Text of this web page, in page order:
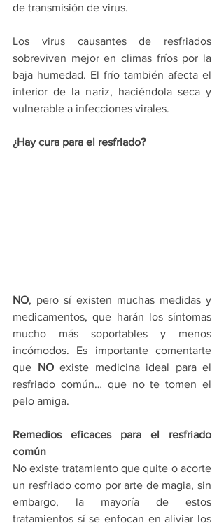
de transmisión de virus.
Los virus causantes de resfriados
sobreviven mejor en climas fríos por la
baja humedad. El frío también afecta el
interior de la nariz, haciéndola seca y
vulnerable a infecciones virales.
¿Hay cura para el resfriado?
NO, pero sí existen muchas medidas y
medicamentos, que harán los síntomas
mucho más soportables y menos
incómodos. Es importante comentarte
que NO existe medicina ideal para el
resfriado común… que no te tomen el
pelo amiga.
Remedios eficaces para el resfriado
común
No existe tratamiento que quite o acorte
un resfriado como por arte de magia, sin
embargo, la mayoría de estos
tratamientos sí se enfocan en aliviar los